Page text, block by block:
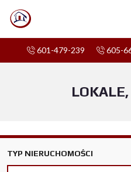
601-479-239 605-
TYP NIERUCHOMOŚCI